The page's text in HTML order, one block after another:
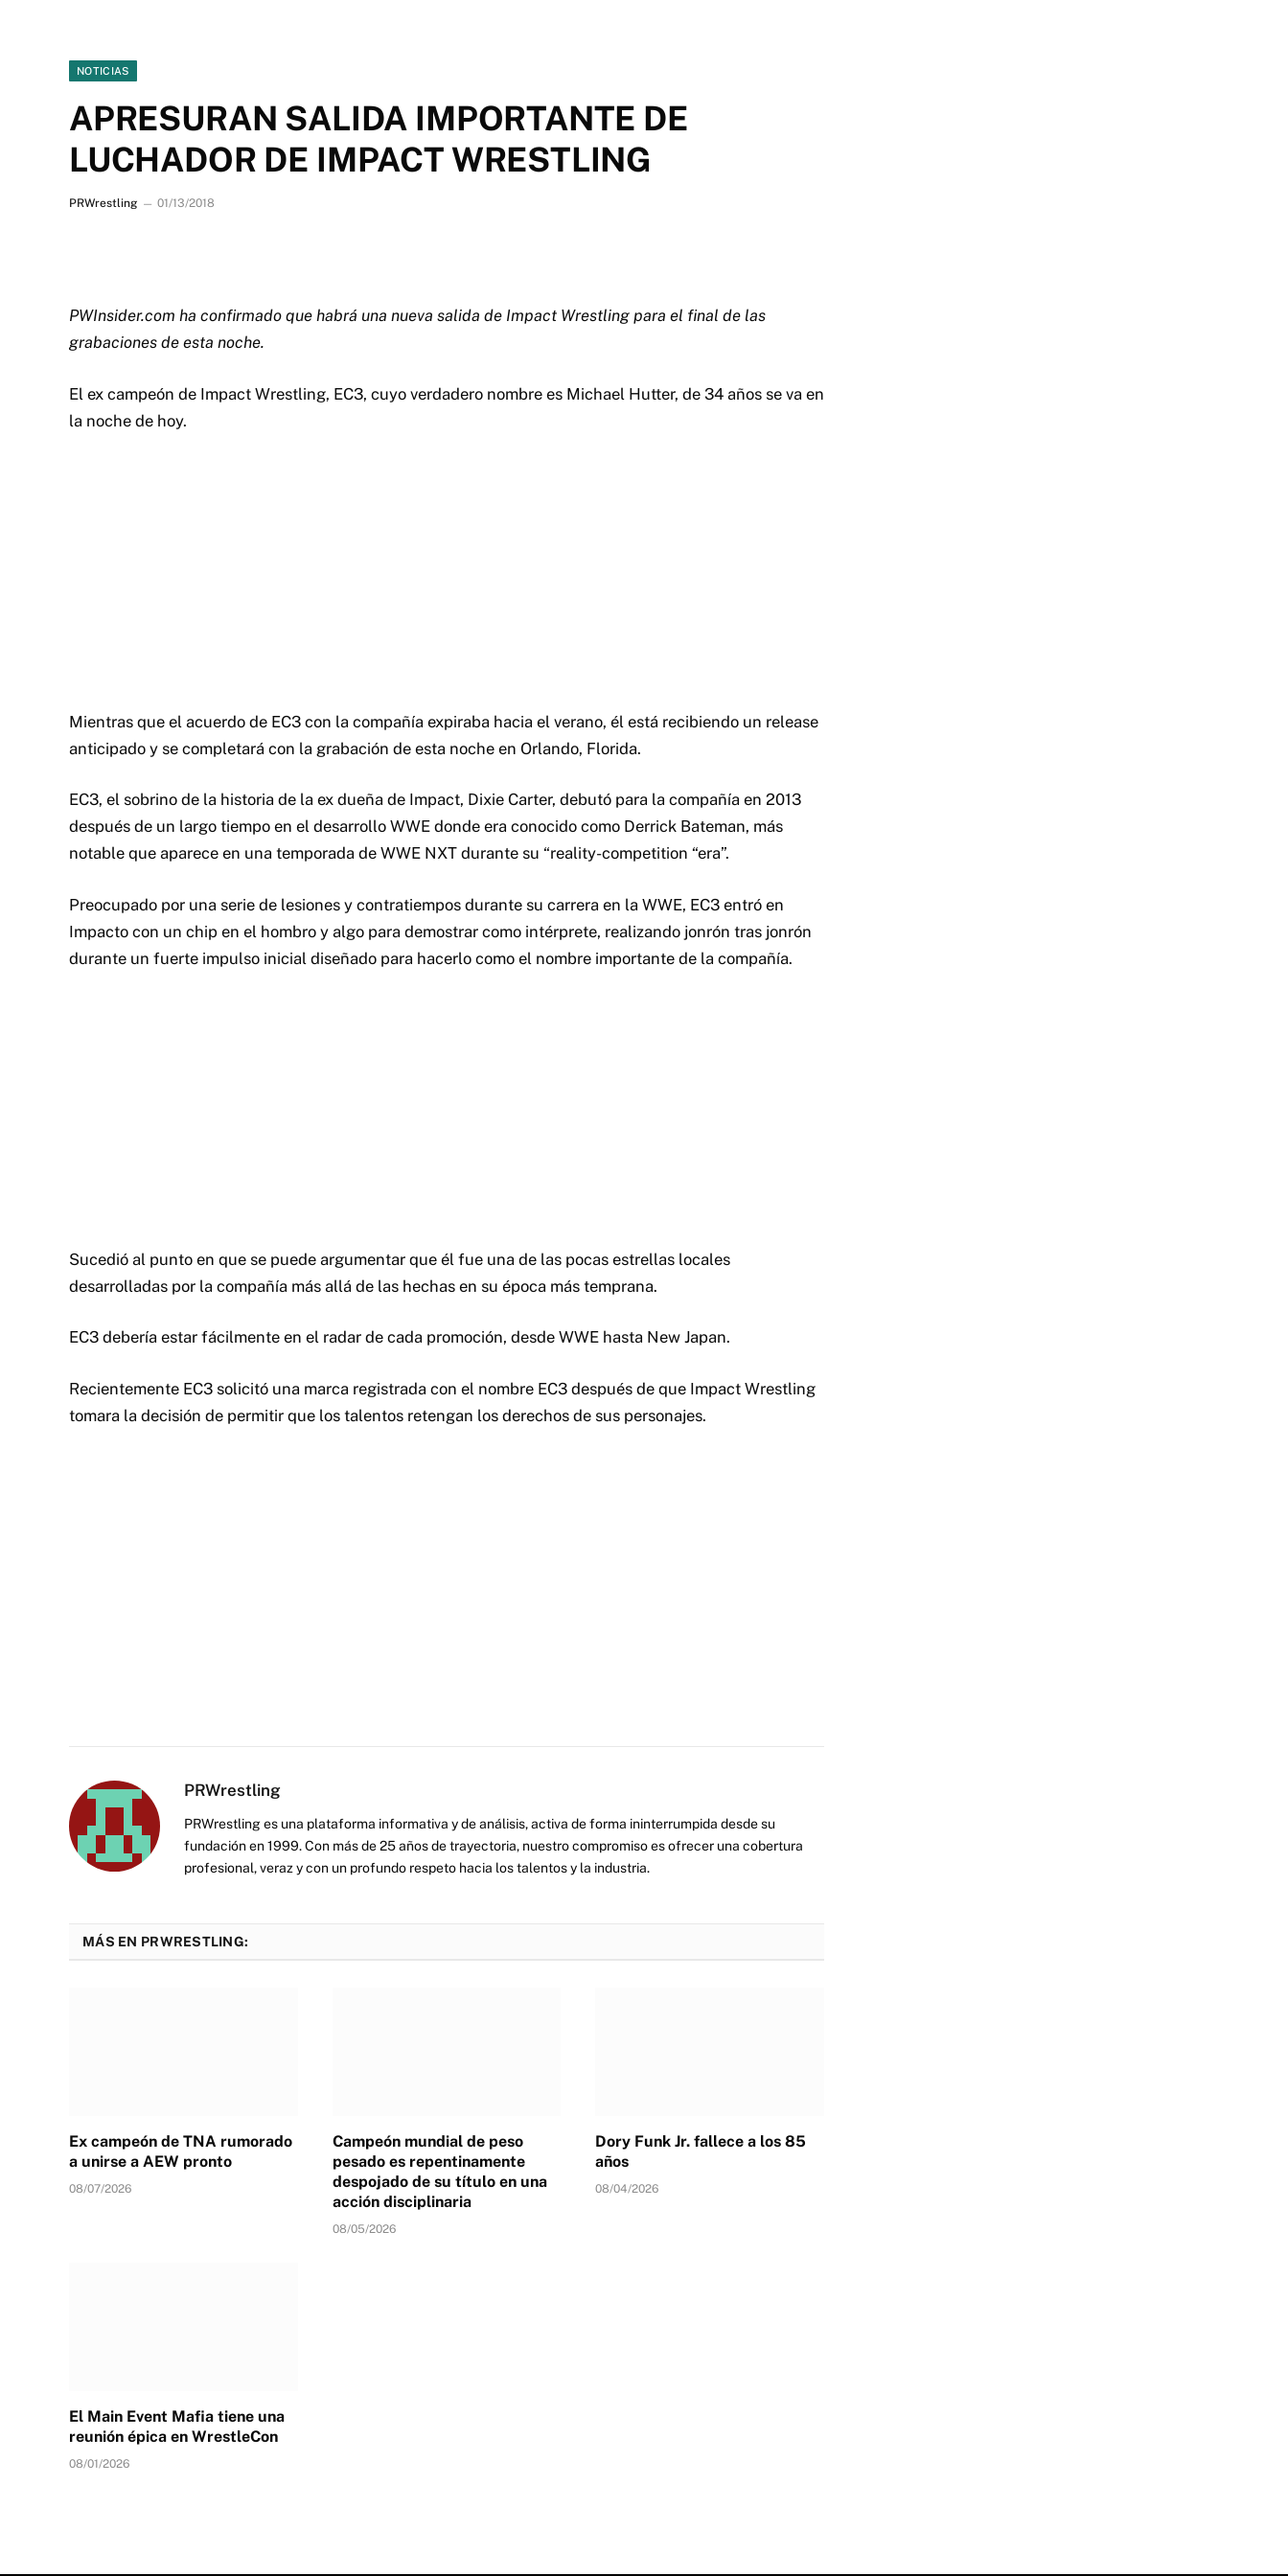
NOTICIAS
APRESURAN SALIDA IMPORTANTE DE
LUCHADOR DE IMPACT WRESTLING
PRWrestling 01/13/2018
PWInsider.com ha confirmado que habrá una nueva salida de Impact Wrestling para el final de las
grabaciones de esta noche.
El ex campeón de Impact Wrestling, EC3, cuyo verdadero nombre es Michael Hutter, de 34 años se va en
la noche de hoy.
Mientras que el acuerdo de EC3 con la compañía expiraba hacia el verano, él está recibiendo un release
anticipado y se completará con la grabación de esta noche en Orlando, Florida.
EC3, el sobrino de la historia de la ex dueña de Impact, Dixie Carter, debutó para la compañía en 2013
después de un largo tiempo en el desarrollo WWE donde era conocido como Derrick Bateman, más
notable que aparece en una temporada de WWE NXT durante su “reality-competition “era”.
Preocupado por una serie de lesiones y contratiempos durante su carrera en la WWE, EC3 entró en
Impacto con un chip en el hombro y algo para demostrar como intérprete, realizando jonrón tras jonrón
durante un fuerte impulso inicial diseñado para hacerlo como el nombre importante de la compañía.
Sucedió al punto en que se puede argumentar que él fue una de las pocas estrellas locales
desarrolladas por la compañía más allá de las hechas en su época más temprana.
EC3 debería estar fácilmente en el radar de cada promoción, desde WWE hasta New Japan.
Recientemente EC3 solicitó una marca registrada con el nombre EC3 después de que Impact Wrestling
tomara la decisión de permitir que los talentos retengan los derechos de sus personajes.
PRWrestling
PRWrestling es una plataforma informativa y de análisis, activa de forma ininterrumpida desde su
fundación en 1999. Con más de 25 años de trayectoria, nuestro compromiso es ofrecer una cobertura
profesional, veraz y con un profundo respeto hacia los talentos y la industria.
MÁS EN PRWRESTLING:
Ex campeón de TNA rumorado
a unirse a AEW pronto
08/07/2026
Campeón mundial de peso
pesado es repentinamente
despojado de su título en una
acción disciplinaria
08/05/2026
Dory Funk Jr. fallece a los 85
años
08/04/2026
El Main Event Mafia tiene una
reunión épica en WrestleCon
08/01/2026